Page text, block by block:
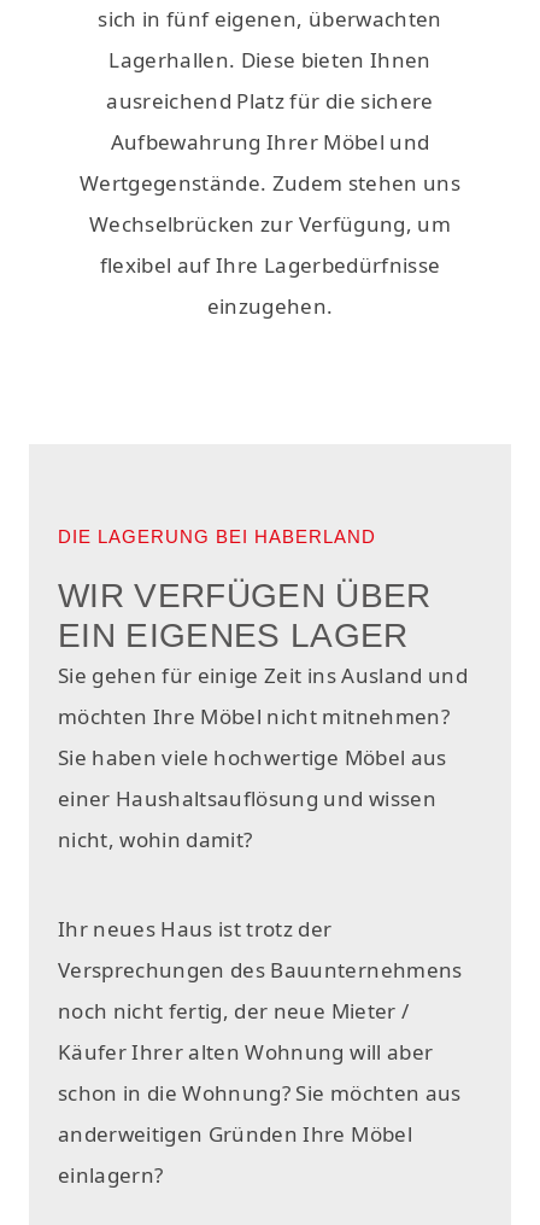
sich in fünf eigenen, überwachten
Lagerhallen. Diese bieten Ihnen
ausreichend Platz für die sichere
Aufbewahrung Ihrer Möbel und
Wertgegenstände. Zudem stehen uns
Wechselbrücken zur Verfügung, um
flexibel auf Ihre Lagerbedürfnisse
einzugehen.
DIE LAGERUNG BEI HABERLAND
WIR VERFÜGEN ÜBER
EIN EIGENES LAGER
Sie gehen für einige Zeit ins Ausland und
möchten Ihre Möbel nicht mitnehmen?
Sie haben viele hochwertige Möbel aus
einer Haushaltsauflösung und wissen
nicht, wohin damit?
Ihr neues Haus ist trotz der
Versprechungen des Bauunternehmens
noch nicht fertig, der neue Mieter /
Käufer Ihrer alten Wohnung will aber
schon in die Wohnung? Sie möchten aus
anderweitigen Gründen Ihre Möbel
einlagern?